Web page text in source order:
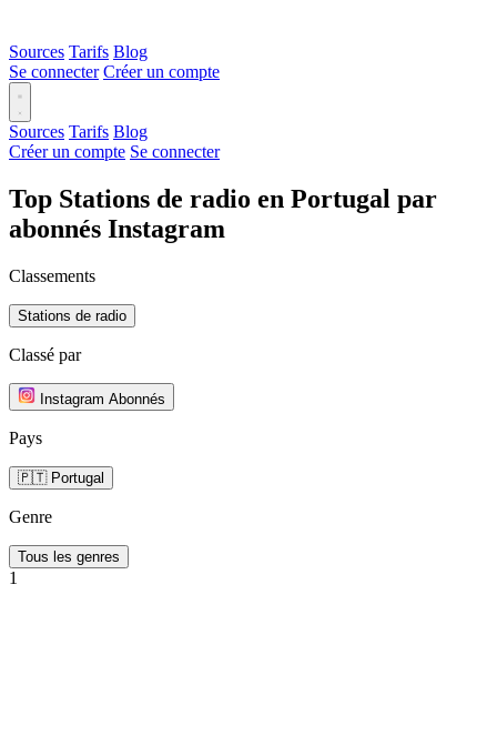
Sources Tarifs Blog
Se connecter Créer un compte
Sources Tarifs Blog
Créer un compte Se connecter
Top Stations de radio en Portugal par
abonnés Instagram
Classements
Stations de radio
Classé par
Instagram Abonnés
Pays
🇵🇹 Portugal
Genre
Tous les genres
1